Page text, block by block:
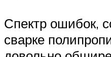
Спектр ошибок,
сварке